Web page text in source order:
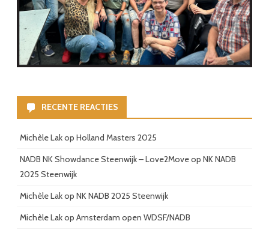
RECENTE REACTIES
Michèle Lakop Holland Masters 2025
NADB NK Showdance Steenwijk – Love2Moveop NK NADB
2025 Steenwijk
Michèle Lakop NK NADB 2025 Steenwijk
Michèle Lakop Amsterdam open WDSF/NADB